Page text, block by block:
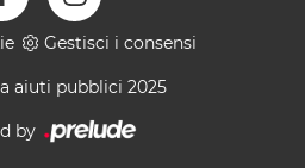
Gestisci i consensi
aiuti pubblici 2025
by